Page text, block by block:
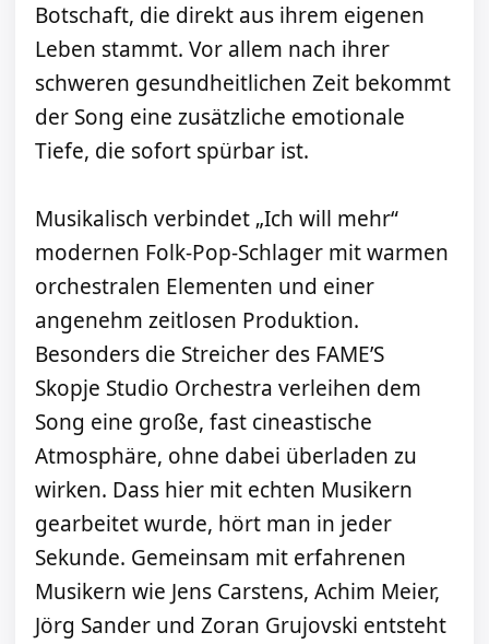
Botschaft, die direkt aus ihrem eigenen
Leben stammt. Vor allem nach ihrer
schweren gesundheitlichen Zeit bekommt
der Song eine zusätzliche emotionale
Tiefe, die sofort spürbar ist.
Musikalisch verbindet „Ich will mehr“
modernen Folk-Pop-Schlager mit warmen
orchestralen Elementen und einer
angenehm zeitlosen Produktion.
Besonders die Streicher des FAME’S
Skopje Studio Orchestra verleihen dem
Song eine große, fast cineastische
Atmosphäre, ohne dabei überladen zu
wirken. Dass hier mit echten Musikern
gearbeitet wurde, hört man in jeder
Sekunde. Gemeinsam mit erfahrenen
Musikern wie Jens Carstens, Achim Meier,
Jörg Sander und Zoran Grujovski entsteht